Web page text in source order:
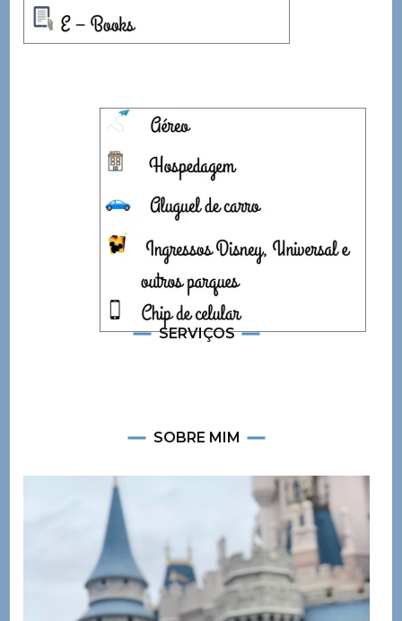
SERVIÇOS
SOBRE MIM